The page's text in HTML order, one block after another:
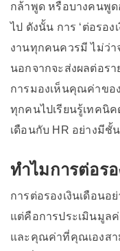
กล้าพูด หรือบางคนพูด
ไป ดังนั้น การ ‘ต่อรอ
งานทุกคนควรมี ไม่ว่า
นอกจากจะส่งผลต่อร
การมองเห็นคุณค่าขอ
ทุกคนไปเรียนรู้เทคนิค
เดือนกับ HR อย่างมีชั้
ทำไมการต่อร
การต่อรองเงินเดือนอ
แต่คือการประเมินมูล
และคุณค่าที่คุณเองสา